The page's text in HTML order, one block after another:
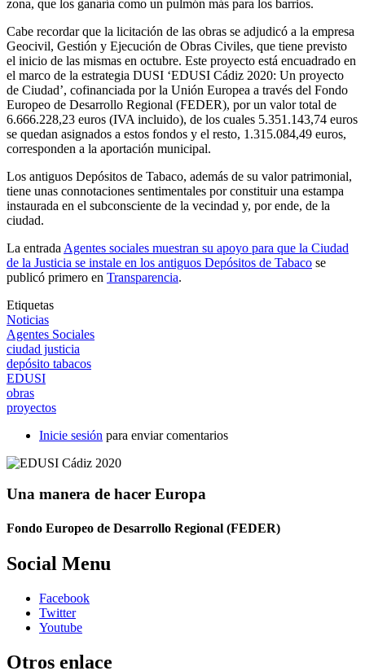
zona, que los ganaría como un pulmón más para los barrios.
Cabe recordar que la licitación de las obras se adjudicó a la empresa
Geocivil, Gestión y Ejecución de Obras Civiles, que tiene previsto
el inicio de las mismas en octubre. Este proyecto está encuadrado en
el marco de la estrategia DUSI ‘EDUSI Cádiz 2020: Un proyecto
de Ciudad’, cofinanciada por la Unión Europea a través del Fondo
Europeo de Desarrollo Regional (FEDER), por un valor total de
6.666.228,23 euros (IVA incluido), de los cuales 5.351.143,74 euros
se quedan asignados a estos fondos y el resto, 1.315.084,49 euros,
corresponden a la aportación municipal.
Los antiguos Depósitos de Tabaco, además de su valor patrimonial,
tiene unas connotaciones sentimentales por constituir una estampa
instaurada en el subconsciente de la vecindad y, por ende, de la
ciudad.
La entrada Agentes sociales muestran su apoyo para que la Ciudad
de la Justicia se instale en los antiguos Depósitos de Tabaco se
publicó primero en Transparencia.
Etiquetas
Noticias
Agentes Sociales
ciudad justicia
depósito tabacos
EDUSI
obras
proyectos
Inicie sesión para enviar comentarios
Una manera de hacer Europa
Fondo Europeo de Desarrollo Regional (FEDER)
Social Menu
Facebook
Twitter
Youtube
Otros enlace